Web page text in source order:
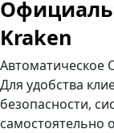
Kraken
Автоматическое
Для удобства
безопасности,
самостоятельно